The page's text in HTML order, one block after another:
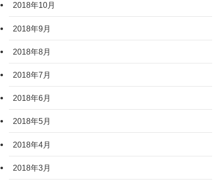
2018年10月
2018年9月
2018年8月
2018年7月
2018年6月
2018年5月
2018年4月
2018年3月